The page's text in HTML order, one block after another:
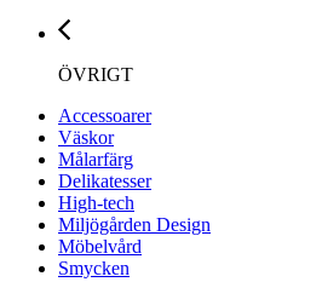
ÖVRIGT
Accessoarer
Väskor
Målarfärg
Delikatesser
High-tech
Miljögården Design
Möbelvård
Smycken